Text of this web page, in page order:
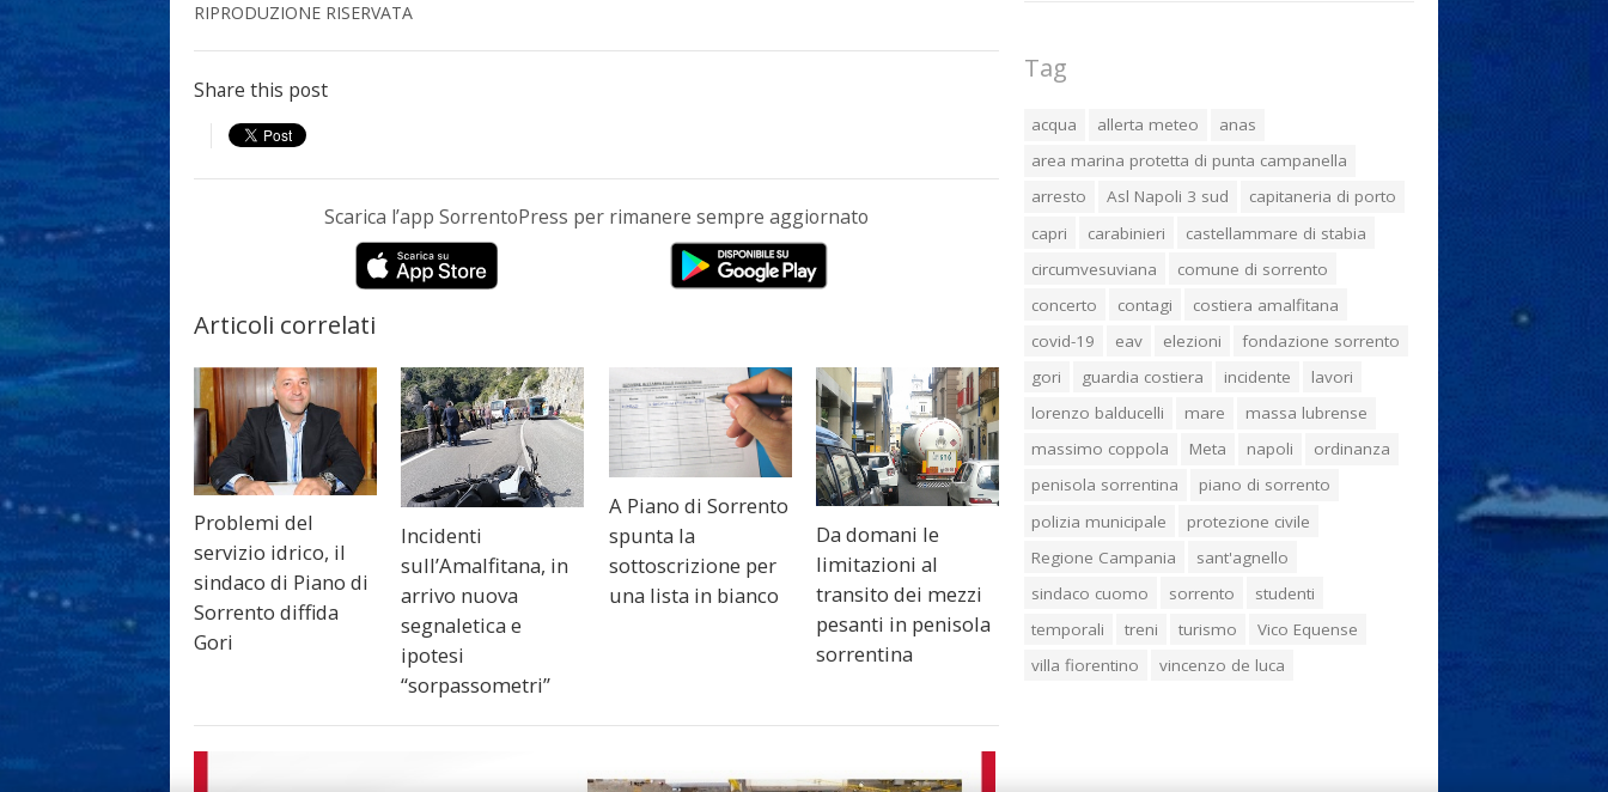
RIPRODUZIONE RISERVATA
Share this post
Scarica l’app SorrentoPress per rimanere sempre aggiornato
Articoli correlati
Problemi del
servizio idrico, il
sindaco di Piano di
Sorrento diffida
Gori
Incidenti
sull’Amalfitana, in
arrivo nuova
segnaletica e
ipotesi
“sorpassometri”
A Piano di Sorrento
spunta la
sottoscrizione per
una lista in bianco
Da domani le
limitazioni al
transito dei mezzi
pesanti in penisola
sorrentina
Tag
acqua allerta meteo
anas
area marina protetta di punta campanella
arresto
Asl Napoli 3 sud
capitaneria di porto
capri
carabinieri
castellammare di stabia
circumvesuviana
comune di sorrento
concerto
contagi
costiera amalfitana
covid-19
eav elezioni
fondazione sorrento
gori
guardia costiera incidente
lavori
lorenzo balducelli
mare
massa lubrense
massimo coppola
Meta napoli
ordinanza
penisola sorrentina
piano di sorrento
polizia municipale
protezione civile
Regione Campania
sant'agnello
sindaco cuomo
sorrento
studenti
temporali
treni turismo
Vico Equense
villa fiorentino
vincenzo de luca